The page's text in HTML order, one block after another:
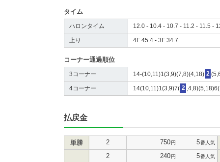
タイム
ハロンタイム 12.0 - 10.4 - 10.7 - 11.2 - 11.5 -
上り 4F 45.4 - 3F 34.7
コーナー通過順位
3コーナー 14-(10,11)1(3,9)(7,8)(4,18) 2
4コーナー 14(10,11)1(3,9)7( 2
払戻金
単勝 2 750円 5番人気
2 240円 5番人気